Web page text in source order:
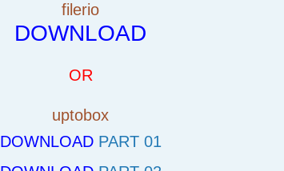
filerio
DOWNLOAD
OR
uptobox
DOWNLOADPART 01